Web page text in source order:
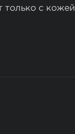
только с кожей